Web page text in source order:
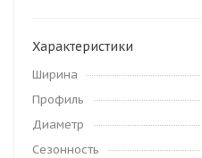
Характеристики
Ширина
Профиль
Диаметр
Сезонность